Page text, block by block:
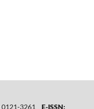
0121-3261
E-ISSN: